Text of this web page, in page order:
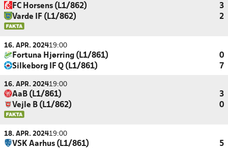
FC Horsens (L1/862)
3
Varde IF (L1/862)
2
16. APR. 202419:00
Fortuna Hjørring (L1/861)
0
Silkeborg IF Q (L1/861)
7
16. APR. 202419:00
AaB (L1/861)
3
Vejle B (L1/862)
0
18. APR. 202419:00
VSK Aarhus (L1/861)
5